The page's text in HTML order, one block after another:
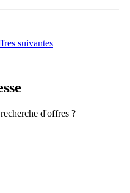
suivantes
d'offres ?